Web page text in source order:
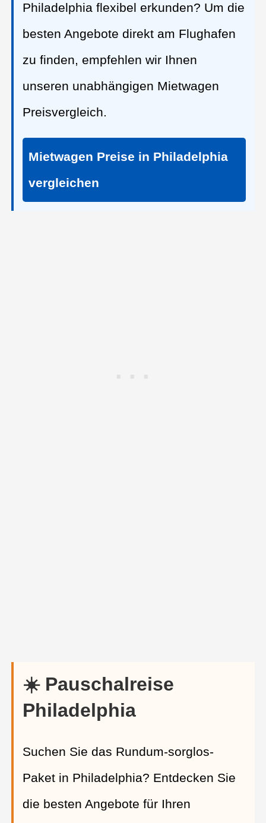
Philadelphia flexibel erkunden? Um die
besten Angebote direkt am Flughafen
zu finden, empfehlen wir Ihnen
unseren unabhängigen Mietwagen
Preisvergleich.
Mietwagen Preise in Philadelphia
vergleichen
☀️ Pauschalreise
Philadelphia
Suchen Sie das Rundum-sorglos-
Paket in Philadelphia? Entdecken Sie
die besten Angebote für Ihren